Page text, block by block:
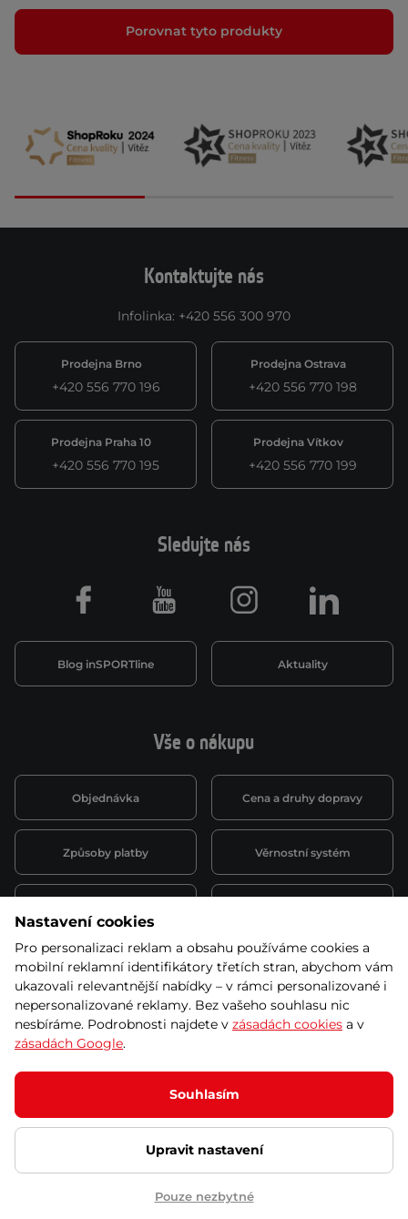
Porovnat tyto produkty
Kontaktujte nás
Infolinka: +420 556 300 970
Prodejna Brno
+420 556 770 196
Prodejna Ostrava
+420 556 770 198
Prodejna Praha 10
+420 556 770 195
Prodejna Vítkov
+420 556 770 199
Vše o nákupu
Objednávka Cena a druhy dopravy
Způsoby platby Věrnostní systém
Půjčovna
obchodní podmínky
Kariéra
Sledujte nás
Blog inSPORTline Aktuality
Facebook Youtube Instagram LinkedIn
© 2026 SEVEN SPORT s.r.o Všechna práva vyhrazena
Podle zákona o evidenci tržeb je prodávající povinen vystavit
kupujícímu účtenku.
Zároveň je povinen zaevidovat přijatou tržbu u správce daně online; v
případě technického výpadku pak nejpozději do 48 hodin.
Ochrana osobních údajů Nastavení cookies Vnitřní oznamovací
systém Prohlášení přístupnosti
Nastavení cookies
Pro personalizaci reklam a obsahu používáme cookies a
mobilní reklamní identifikátory třetích stran, abychom vám
ukazovali relevantnější nabídky – v rámci personalizované i
nepersonalizované reklamy. Bez vašeho souhlasu nic
nesbíráme. Podrobnosti najdete v zásadách cookies a v
zásadách Google.
Souhlasím
Upravit nastavení
Pouze nezbytné